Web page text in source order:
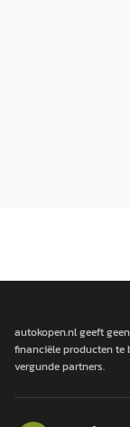
autokopen.nl geeft
financiële producten te
vergunde partners.